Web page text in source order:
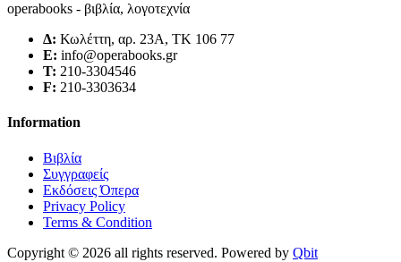
operabooks - βιβλία, λογοτεχνία
Δ: Κωλέττη, αρ. 23Α, ΤΚ 106 77
E: info@operabooks.gr
Τ: 210-3304546
F: 210-3303634
Information
Βιβλία
Συγγραφείς
Εκδόσεις Όπερα
Privacy Policy
Terms & Condition
Copyright © 2026 all rights reserved. Powered by Qbit